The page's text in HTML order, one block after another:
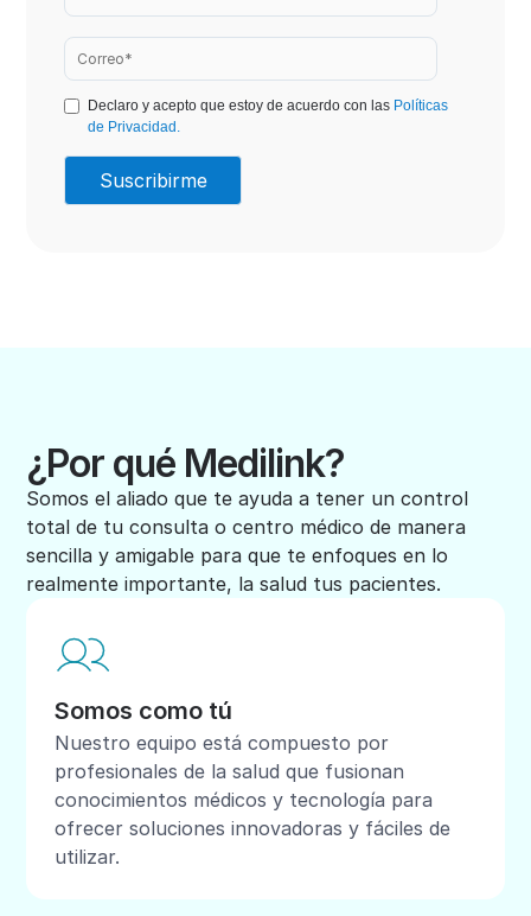
Declaro y acepto que estoy de acuerdo con las Políticas
de Privacidad.
¿Por qué Medilink?
Somos el aliado que te ayuda a tener un control
total de tu consulta o centro médico de manera
sencilla y amigable para que te enfoques en lo
realmente importante, la salud tus pacientes.
Somos como tú
Nuestro equipo está compuesto por
profesionales de la salud que fusionan
conocimientos médicos y tecnología para
ofrecer soluciones innovadoras y fáciles de
utilizar.